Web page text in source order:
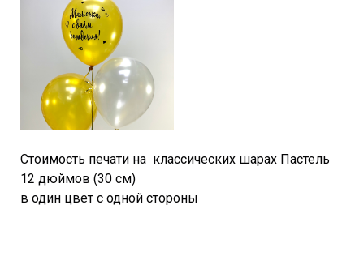
Стоимость печати на классических шарах Пастель
12 дюймов (30 см)
в один цвет с одной стороны